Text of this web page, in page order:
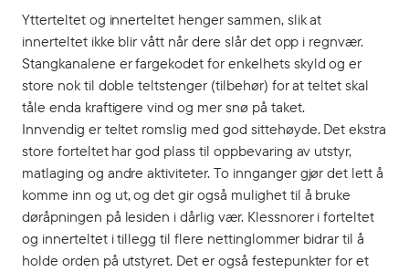
Ytterteltet og innerteltet henger sammen, slik at
innerteltet ikke blir vått når dere slår det opp i regnvær.
Stangkanalene er fargekodet for enkelhets skyld og er
store nok til doble teltstenger (tilbehør) for at teltet skal
tåle enda kraftigere vind og mer snø på taket.
Innvendig er teltet romslig med god sittehøyde. Det ekstra
store forteltet har god plass til oppbevaring av utstyr,
matlaging og andre aktiviteter. To innganger gjør det lett å
komme inn og ut, og det gir også mulighet til å bruke
døråpningen på lesiden i dårlig vær. Klessnorer i forteltet
og innerteltet i tillegg til flere nettinglommer bidrar til å
holde orden på utstyret. Det er også festepunkter for et